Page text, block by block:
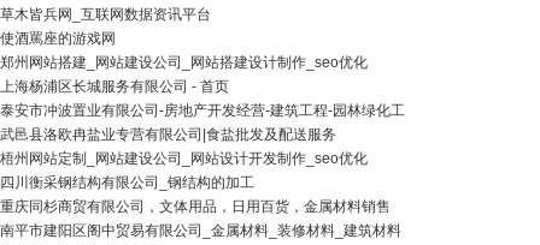
草木皆兵网_互联网数据资讯平台
使酒罵座的游戏网
郑州网站搭建_网站建设公司_网站搭建设计制作_seo优化
上海杨浦区长城服务有限公司 - 首页
泰安市冲波置业有限公司-房地产开发经营-建筑工程-园林绿化工
武邑县洛欧冉盐业专营有限公司|食盐批发及配送服务
梧州网站定制_网站建设公司_网站设计开发制作_seo优化
四川衡采钢结构有限公司_钢结构的加工
重庆同杉商贸有限公司，文体用品，日用百货，金属材料销售
南平市建阳区阁中贸易有限公司_金属材料_装修材料_建筑材料